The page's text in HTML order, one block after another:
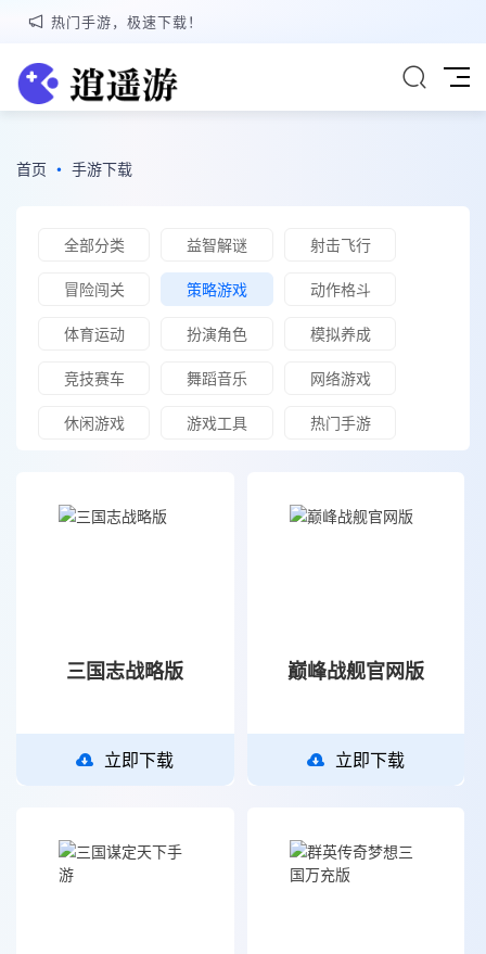
热门手游，极速下载！
首页 • 手游下载
全部分类 益智解谜 射击飞行
冒险闯关 策略游戏 动作格斗
体育运动 扮演角色 模拟养成
竞技赛车 舞蹈音乐 网络游戏
休闲游戏 游戏工具 热门手游
三国志战略版
立即下载
巅峰战舰官网版
立即下载